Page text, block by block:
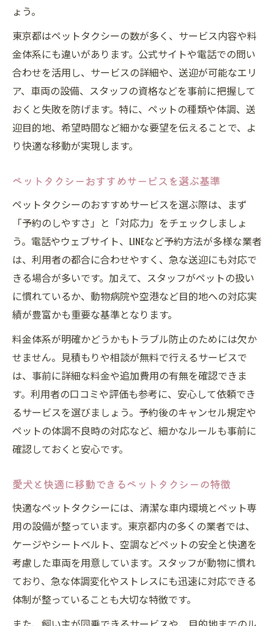
ょう。
東京都はペットタクシーの数が多く、サービス内容や料
金体系にも違いがあります。公式サイトや電話での問い
合わせを活用し、サービスの詳細や、送迎が可能なエリ
ア、車両の設備、スタッフの資格などを事前に把握して
おくと失敗を防げます。特に、ペットの種類や体調、送
迎目的地、希望時間など細かな要望を伝えることで、よ
り快適な移動が実現します。
ペットタクシーおすすめサービスを選ぶ基準
ペットタクシーのおすすめサービスを選ぶ際は、まず
「予約のしやすさ」と「対応力」をチェックしましょ
う。電話やウェブサイト、LINEなど予約方法が多様な業者
は、利用者の都合に合わせやすく、急な送迎にも対応で
きる場合が多いです。加えて、スタッフがペットの扱い
に慣れているか、動物病院や空港など目的地への対応実
績が豊富かも重要な基準となります。
料金体系が明確かどうかもトラブル防止のためには欠か
せません。見積もりや相談が無料で行えるサービスで
は、事前に詳細な料金や追加費用の有無を確認できま
す。利用者の口コミや評価も参考に、安心して依頼でき
るサービスを選びましょう。予約後のキャンセル規定や
ペットの体調不良時の対応など、細かなルールも事前に
確認しておくと安心です。
愛犬と快適に移動できるペットタクシーの特徴
快適なペットタクシーには、清潔な車内環境とペット専
用の設備が整っています。東京都内の多くの業者では、
ケージやシートベルト、空調などペットの安全と快適を
考慮した車両を用意しています。スタッフが動物に慣れ
ており、急な体調変化やストレスにも迅速に対応できる
体制が整っていることも大切な特徴です。